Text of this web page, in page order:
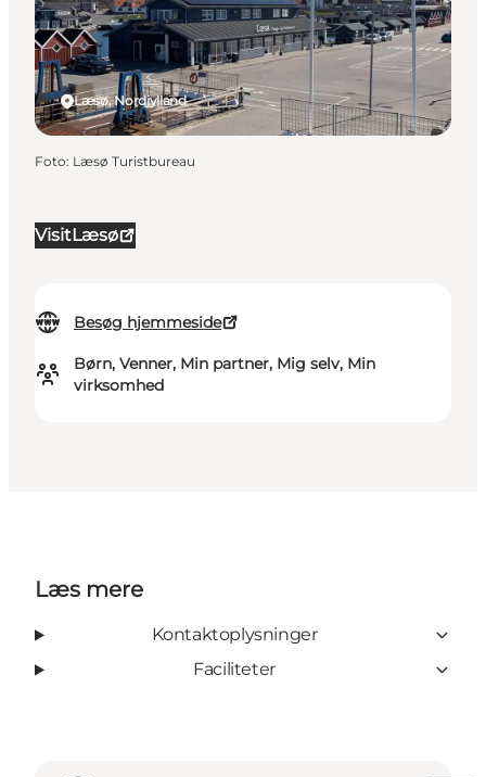
VisitLæsø
Besøg hjemmeside
Børn, Venner, Min partner, Mig selv, Min
virksomhed
Læsø, Nordjylland
Foto: Læsø Turistbureau
Læs mere
Kontaktoplysninger
Faciliteter